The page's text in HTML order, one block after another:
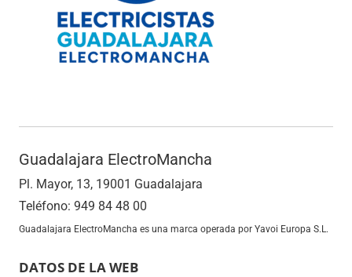
Guadalajara ElectroMancha
Pl. Mayor, 13, 19001 Guadalajara
Teléfono: 949 84 48 00
Guadalajara ElectroMancha es una marca operada por Yavoi Europa S.L.
DATOS DE LA WEB